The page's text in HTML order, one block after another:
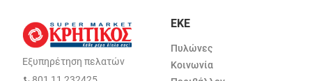
Εξυπηρέτηση πελατών
ΕΚΕ
Πυλώνες
Κοινωνία